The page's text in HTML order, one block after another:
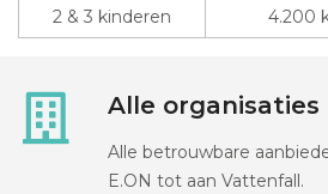
2 & 3 kinderen
4.200
Alle organisaties
Alle betrouwbare
E.ON tot aan Vattenfall.